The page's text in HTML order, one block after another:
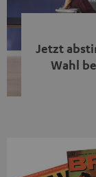
Jetzt
Wahl
Streaming-
moderne